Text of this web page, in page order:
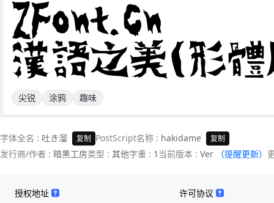
ZFont.cn
漢語之美(形
尖锐 涂鸦 趣味
字体全名 : 吐き溜 复制 PostScript名称 : hakidame 复制
发行商/作者 : 暗黒工房类型 : 其他字重 : 1 当前版本 : Ver （提醒更新）
授权地址
许可协议